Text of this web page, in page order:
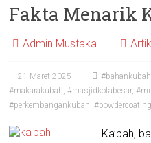
Fakta Menarik
Admin Mustaka
21 Maret 2025 #bahankubah
#makarakubah,#masjidkotabesar,
#perkembangankubah,#powdercoating
Ka’bah,